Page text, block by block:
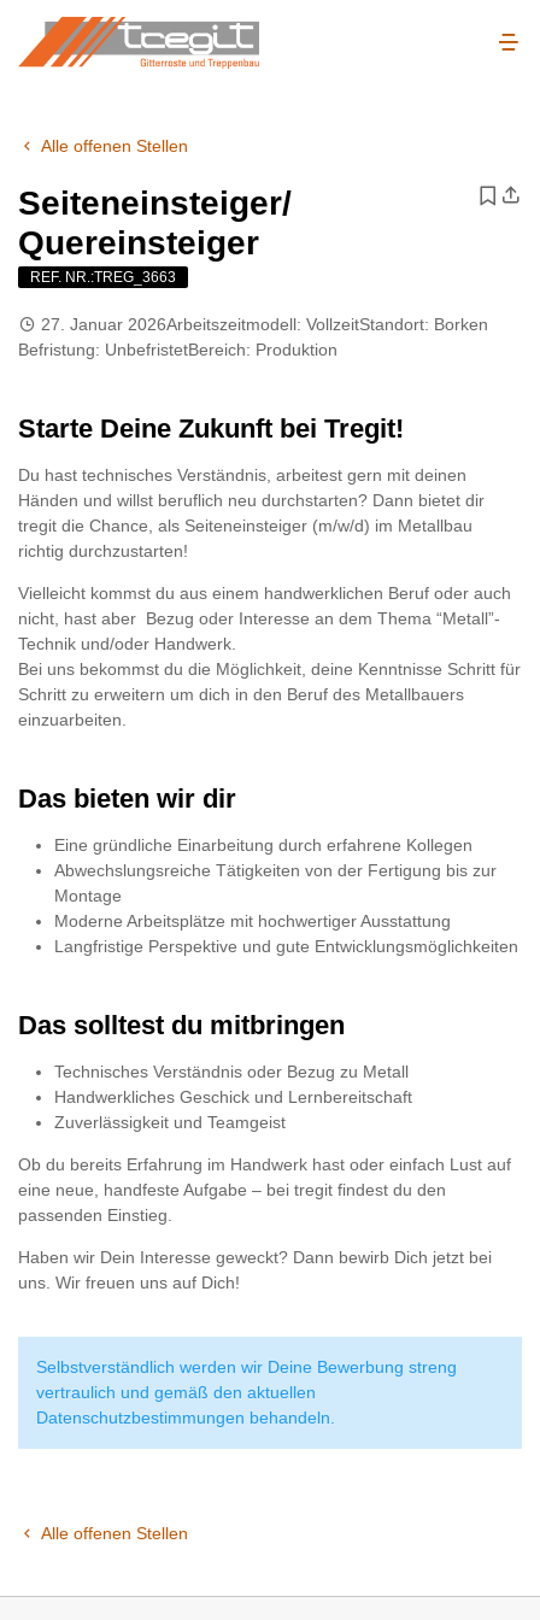
Alle offenen Stellen
Seiteneinsteiger/
Quereinsteiger
REF. NR.:TREG_3663
27. Januar 2026Arbeitszeitmodell: VollzeitStandort: Borken
Befristung: UnbefristetBereich: Produktion
Starte Deine Zukunft bei Tregit!
Du hast technisches Verständnis, arbeitest gern mit deinen
Händen und willst beruflich neu durchstarten? Dann bietet dir
tregit die Chance, als Seiteneinsteiger (m/w/d) im Metallbau
richtig durchzustarten!
Vielleicht kommst du aus einem handwerklichen Beruf oder auch
nicht, hast aber Bezug oder Interesse an dem Thema “Metall”-
Technik und/oder Handwerk.
Bei uns bekommst du die Möglichkeit, deine Kenntnisse Schritt für
Schritt zu erweitern um dich in den Beruf des Metallbauers
einzuarbeiten.
Das bieten wir dir
Eine gründliche Einarbeitung durch erfahrene Kollegen
Abwechslungsreiche Tätigkeiten von der Fertigung bis zur
Montage
Moderne Arbeitsplätze mit hochwertiger Ausstattung
Langfristige Perspektive und gute Entwicklungsmöglichkeiten
Das solltest du mitbringen
Technisches Verständnis oder Bezug zu Metall
Handwerkliches Geschick und Lernbereitschaft
Zuverlässigkeit und Teamgeist
Ob du bereits Erfahrung im Handwerk hast oder einfach Lust auf
eine neue, handfeste Aufgabe – bei tregit findest du den
passenden Einstieg.
Haben wir Dein Interesse geweckt? Dann bewirb Dich jetzt bei
uns. Wir freuen uns auf Dich!
Selbstverständlich werden wir Deine Bewerbung streng
vertraulich und gemäß den aktuellen
Datenschutzbestimmungen behandeln.
Alle offenen Stellen